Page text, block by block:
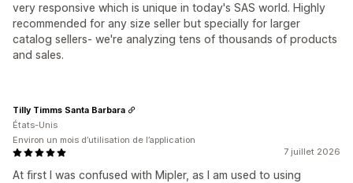
very responsive which is unique in today's SAS world. Highly
recommended for any size seller but specially for larger
catalog sellers- we're analyzing tens of thousands of products
and sales.
7 juillet 2026
At first I was confused with Mipler, as I am used to using
Tilly Timms Santa Barbara
États-Unis
Environ un mois d’utilisation de l’application